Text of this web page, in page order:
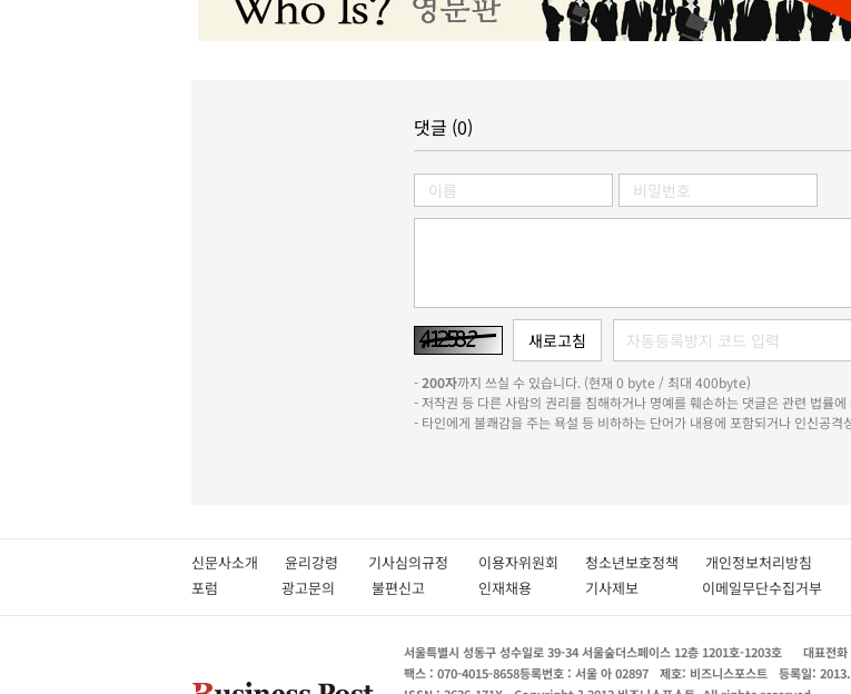
댓글 (0)
-200자까지 쓰실 수 있습니다. (현재 0 byte / 최대 400byte)
- 저작권 등 다른 사람의 권리를 침해하거나 명예를 훼손하는 댓글은 관련 법률
- 타인에게 불쾌감을 주는 욕설 등 비하하는 단어가 내용에 포함되거나 인신공격
신문사소개 윤리강령 기사심의규정 이용자위원회 청소년보호정책 개인정보처리방침
포럼
광고문의 불편신고 인재채용 기사제보 이메일무단수집거부
서울특별시 성동구 성수일로 39-34 서울숲더스페이스 12층 1201호-1203호 대표전
팩스 : 070-4015-8658등록번호 : 서울 아 02897 제호: 비즈니스포스트 등록일: